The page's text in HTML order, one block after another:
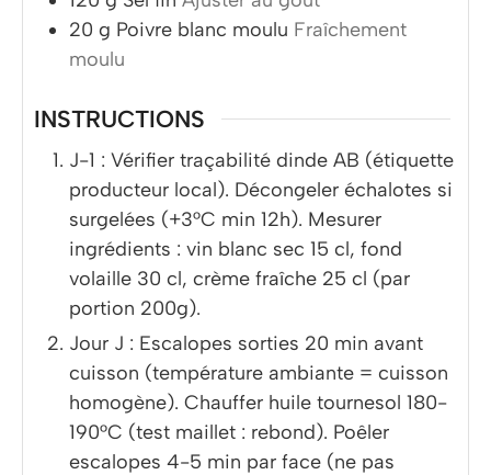
20 g Poivre blanc moulu Fraîchement
moulu
INSTRUCTIONS
J-1 : Vérifier traçabilité dinde AB (étiquette
producteur local). Décongeler échalotes si
surgelées (+3°C min 12h). Mesurer
ingrédients : vin blanc sec 15 cl, fond
volaille 30 cl, crème fraîche 25 cl (par
portion 200g).
Jour J : Escalopes sorties 20 min avant
cuisson (température ambiante = cuisson
homogène). Chauffer huile tournesol 180-
190°C (test maillet : rebond). Poêler
escalopes 4-5 min par face (ne pas